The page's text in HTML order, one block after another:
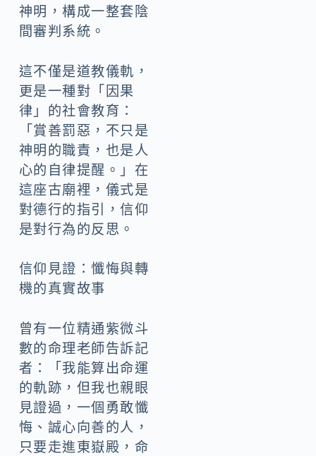
神明，構成一整套陰
間審判系統。
這不僅是道教儀軌，
更是一種對「因果
律」的社會教育：
「賞善罰惡，不只是
神明的職責，也是人
心的自律提醒。」在
這座古廟裡，儀式是
對德行的指引，信仰
是對行為的反思。
信仰見證：懺悔與轉
機的真實故事
曾有一位精通紫微斗
數的命理老師告訴記
者：「我能算出命運
的軌跡，但我也親眼
見證過，一個勇敢懺
悔、誠心向善的人，
只要走進東嶽殿，命